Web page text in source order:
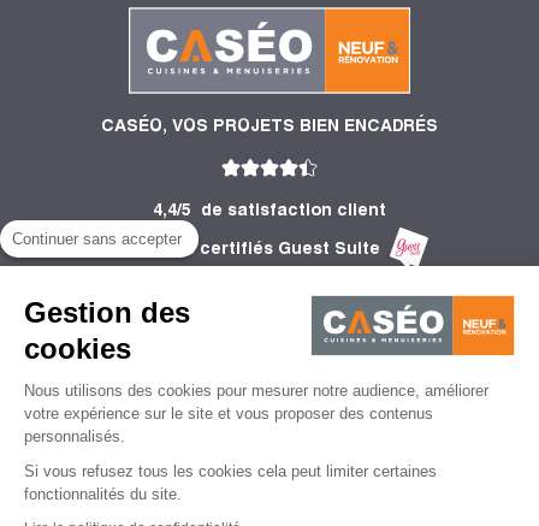
Continuer sans accepter
Gestion des
cookies
Nous utilisons des cookies pour mesurer notre audience, améliorer
votre expérience sur le site et vous proposer des contenus
personnalisés.
Si vous refusez tous les cookies cela peut limiter certaines
fonctionnalités du site.
CASÉO, VOS PROJETS BIEN ENCADRÉS
4,4/5
de satisfaction client
2 753 Avis certifiés Guest Suite
INFORMATIONS
CONSEILS